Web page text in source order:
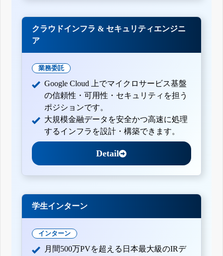
クラウドインフラ & セキュリティエンジニ
ア
業務委託
Google Cloud 上でマイクロサービス基盤
の信頼性・可用性・セキュリティを担う
ポジションです。
大規模金融データを安全かつ高速に処理
するインフラを設計・構築できます。
Detail
学生インターン
インターン
月間500万PVを超える日本最大級のIRデ